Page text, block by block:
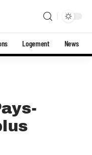
Logement News